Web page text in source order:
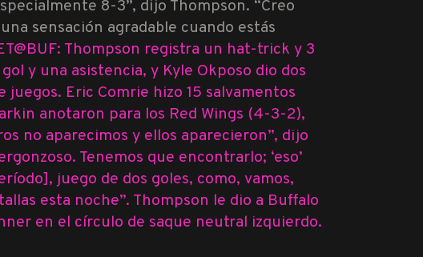
8-3”, dijo Thompson. “Creo
sensación agradable cuando estás
Thompson registra un hat-trick y 3
y una asistencia, y Kyle Okposo dio dos
juegos. Eric Comrie hizo 15 salvamentos
anotaron para los Red Wings (4-3-2),
no aparecimos y ellos aparecieron”, dijo
Tenemos que encontrarlo; ‘eso’
juego de dos goles, como, vamos,
esta noche”. Thompson le dio a Buffalo
en el círculo de saque neutral izquierdo.